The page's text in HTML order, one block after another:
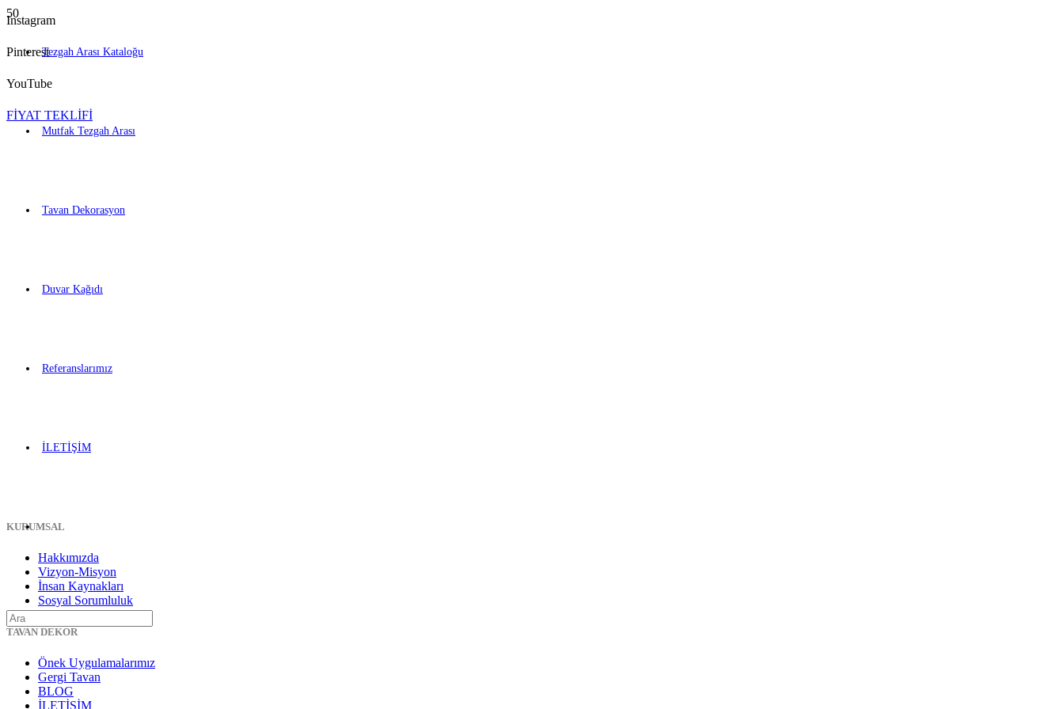
Instagram
Pinterest
YouTube
FİYAT TEKLİFİ
Tezgah Arası Kataloğu
Mutfak Tezgah Arası
Tavan Dekorasyon
Duvar Kağıdı
Referanslarımız
İLETİŞİM
KURUMSAL
Hakkımızda
Vizyon-Misyon
İnsan Kaynakları
Sosyal Sorumluluk
TAVAN DEKOR
Önek Uygulamalarımız
Gergi Tavan
BLOG
İLETİŞİM